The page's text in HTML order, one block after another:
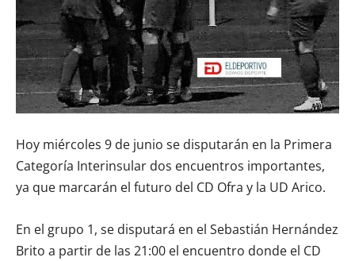
Hoy miércoles 9 de junio se disputarán en la Primera
Categoría Interinsular dos encuentros importantes,
ya que marcarán el futuro del CD Ofra y la UD Arico.
En el grupo 1, se disputará en el Sebastián Hernández
Brito a partir de las 21:00 el encuentro donde el CD